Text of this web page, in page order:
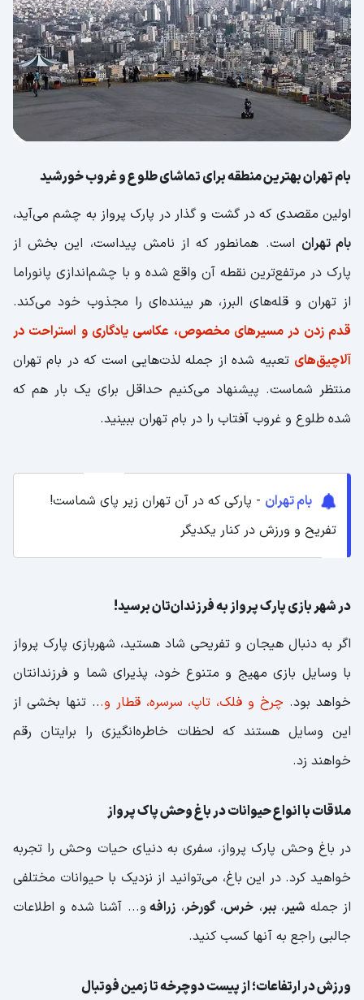
بام تهران بهترین منطقه برای تماشای طلوع و غروب خورشید
اولین مقصدی که در گشت و گذار در پارک پرواز به چشم می‌آید،
بام تهران است. همانطور که از نامش پیداست، این بخش از
پارک در مرتفع‌ترین نقطه آن واقع شده و با چشم‌اندازی پانوراما
از تهران و قله‌های البرز، هر بیننده‌ای را مجذوب خود می‌کند.
قدم زدن در مسیرهای مخصوص، عکاسی یادگاری و استراحت در
آلاچیق‌های تعبیه شده از جمله لذت‌هایی است که در بام تهران
منتظر شماست. پیشنهاد می‌کنیم حداقل برای یک بار هم که
شده طلوع و غروب آفتاب را در بام تهران ببینید.
بام تهران - پارکی که در آن تهران زیر پای شماست!
تفریح و ورزش در کنار یکدیگر
در شهر بازی پارک پرواز به فرزندان‌تان برسید!
اگر به دنبال هیجان و تفریحی شاد هستید، شهربازی پارک پرواز
با وسایل بازی مهیج و متنوع خود، پذیرای شما و فرزندانتان
خواهد بود. چرخ و فلک، تاپ‌، سرسره، قطار و... تنها بخشی از
این وسایل هستند که لحظات خاطره‌انگیزی را برایتان رقم
خواهند زد.
ملاقات با انواع حیوانات در باغ وحش پاک پرواز
در باغ وحش پارک پرواز، سفری به دنیای حیات وحش را تجربه
خواهید کرد. در این باغ، می‌توانید از نزدیک با حیوانات مختلفی
از جمله شیر،ببر، خرس،گورخر، زرافه و... آشنا شده و اطلاعات
جالبی راجع به آنها کسب کنید.
ورزش در ارتفاعات؛ از پیست دوچرخه تا زمین فوتبال